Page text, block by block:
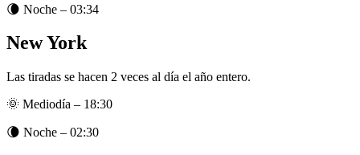
🌘 Noche – 03:34
New York
Las tiradas se hacen 2 veces al día el año entero.
🌞 Mediodía – 18:30
🌘 Noche – 02:30